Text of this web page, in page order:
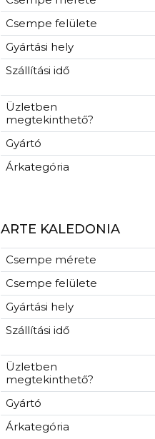
Csempe felülete
Gyártási hely
Szállítási idő
Üzletben
megtekinthető?
Gyártó
Árkategória
ARTE KALEDONIA
Csempe mérete
Csempe felülete
Gyártási hely
Szállítási idő
Üzletben
megtekinthető?
Gyártó
Árkategória